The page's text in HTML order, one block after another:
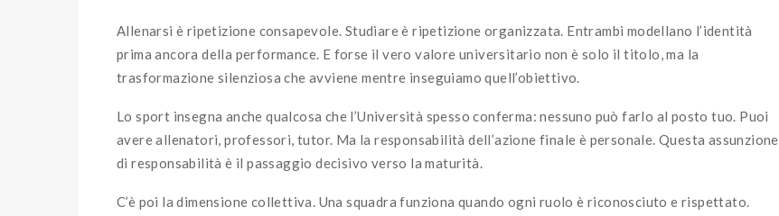
Allenarsi è ripetizione consapevole. Studiare è ripetizione organizzata. Entrambi modellano l’identità
prima ancora della performance. E forse il vero valore universitario non è solo il titolo, ma la
trasformazione silenziosa che avviene mentre inseguiamo quell’obiettivo.
Lo sport insegna anche qualcosa che l’Università spesso conferma: nessuno può farlo al posto tuo. Puoi
avere allenatori, professori, tutor. Ma la responsabilità dell’azione finale è personale. Questa assunzione
di responsabilità è il passaggio decisivo verso la maturità.
C’è poi la dimensione collettiva. Una squadra funziona quando ogni ruolo è riconosciuto e rispettato.